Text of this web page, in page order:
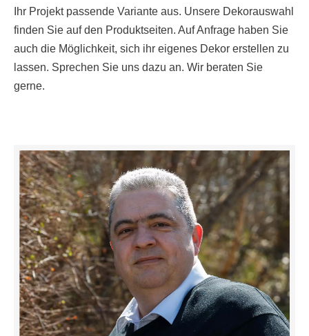
Ihr Projekt passende Variante aus. Unsere Dekorauswahl
finden Sie auf den Produktseiten. Auf Anfrage haben Sie
auch die Möglichkeit, sich ihr eigenes Dekor erstellen zu
lassen. Sprechen Sie uns dazu an. Wir beraten Sie
gerne.